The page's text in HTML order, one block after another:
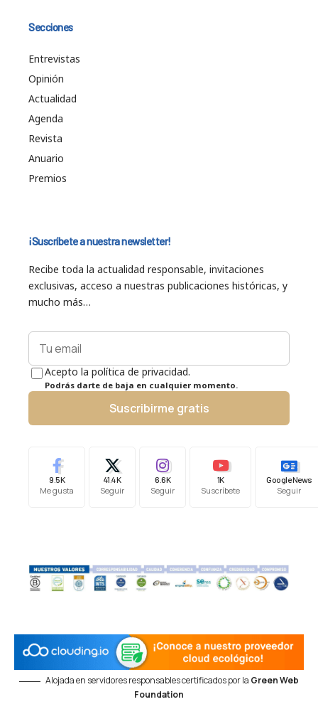
Secciones
Entrevistas
Opinión
Actualidad
Agenda
Revista
Anuario
Premios
¡Suscríbete a nuestra newsletter!
Recibe toda la actualidad responsable, invitaciones
exclusivas, acceso a nuestras publicaciones históricas, y
mucho más…
Acepto la política de privacidad.
Podrás darte de baja en cualquier momento.
Suscribirme gratis
9.5K
Me gusta
41.4K
Seguir
6.6K
Seguir
1K
Suscríbete
Google News
Seguir
Alojada en servidores responsables certificados por la Green Web
Foundation